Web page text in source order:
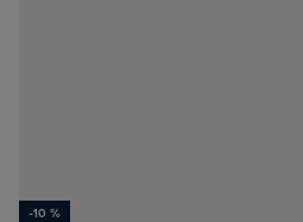
-10 %